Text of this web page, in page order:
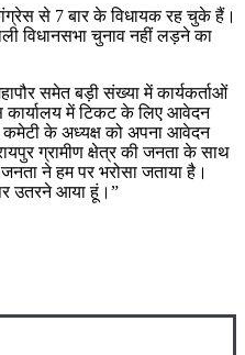
से 7 बार के विधायक रह चुके हैं।
विधानसभा चुनाव नहीं लड़ने का
समेत बड़ी संख्या में कार्यकर्ताओं
कार्यालय में टिकट के लिए आवेदन
के अध्यक्ष को अपना आवेदन
ग्रामीण क्षेत्र की जनता के साथ
ने हम पर भरोसा जताया है।
उतरने आया हूं।”